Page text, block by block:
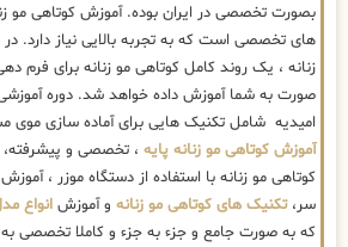
بصورت تخصصی در ایران بوده. آموزش کوتاهی مو
های تخصصی است که به تجربه بالایی نیاز دارد.
زنانه ، یک روند کامل کوتاهی مو زنانه برای فرم
صورت به شما آموزش داده خواهد شد. دوره آموزشی
امیدیه شامل تکنیک هایی برای آماده سازی موی
آموزش کوتاهی مو زنانه پایه ، تخصصی و پیشرفته،
کوتاهی مو زنانه با استفاده از دستگاه موزر ،
سر،تکنیک های کوتاهی مو زنانه و آموزش انواع
که به صورت جامع و جزء به جزء و کاملا تخصصی به